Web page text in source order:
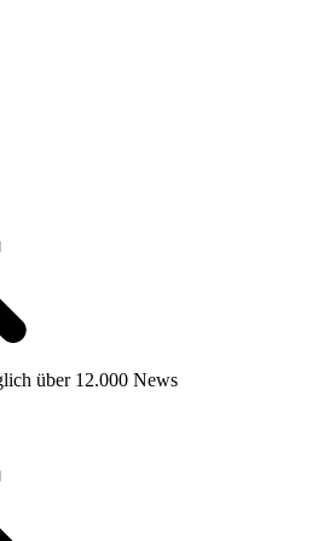
über 12.000 News